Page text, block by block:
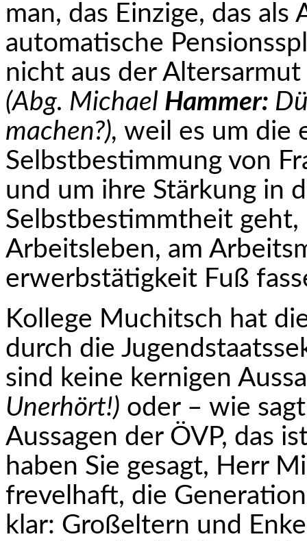
man, das Einzige, das
automa­tische
nicht aus der
(Abg. Michael Hammer:
machen?), weil es um die
Selbstbestimmung von
und um ihre Stärkung in
Selbstbestimmtheit
Arbeitsleben, am
erwerbstätigkeit Fuß
Kollege Muchitsch hat
durch die
sind keine kernigen
Unerhört!) oder – wie
Aussagen der ÖVP, das
haben Sie gesagt, Herr
frevelhaft, die
klar: Großeltern und